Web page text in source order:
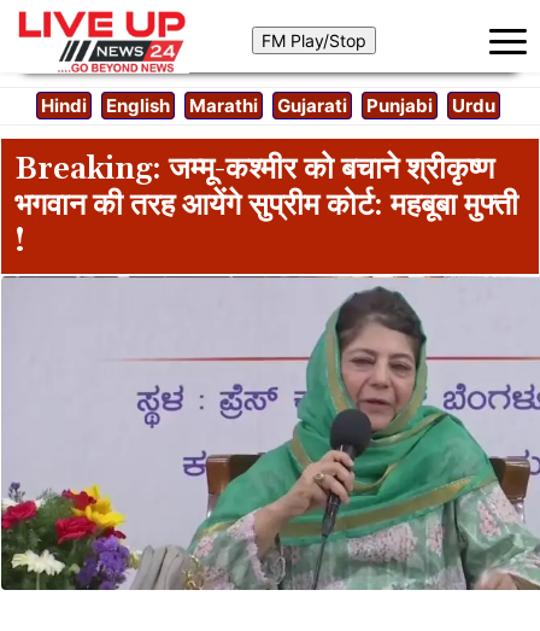
Hindi English Marathi Gujarati Punjabi Urdu
Breaking: जम्मू-कश्मीर को बचाने श्रीकृष्ण
भगवान की तरह आयेंगे सुप्रीम कोर्ट: महबूबा मुफ्ती
!